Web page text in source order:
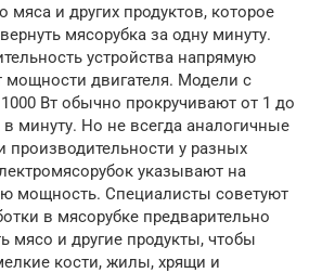
мяса и других продуктов, которое
мясорубка за одну минуту.
устройства напрямую
мощности двигателя. Модели с
Вт обычно прокручивают от 1 до
в минуту. Но не всегда аналогичные
производительности у разных
указывают на
мощность. Специалисты советуют
в мясорубке предварительно
мясо и другие продукты, чтобы
кости, жилы, хрящи и